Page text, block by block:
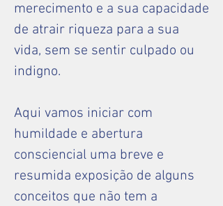
merecimento e a sua capacidade
de atrair riqueza para a sua
vida, sem se sentir culpado ou
indigno.
Aqui vamos iniciar com
humildade e abertura
consciencial uma breve e
resumida exposição de alguns
conceitos que não tem a